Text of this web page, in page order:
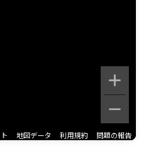
地図データ 利用規約 問題の報告